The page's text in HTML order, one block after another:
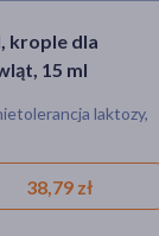
krople dla
15 ml
laktozy,
38,79 zł